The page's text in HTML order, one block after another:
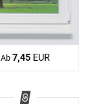
Ab7,45 EUR